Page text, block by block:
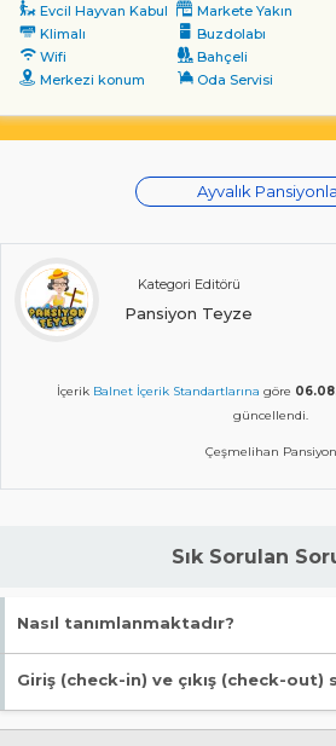
Evcil Hayvan Kabul
Markete Yakın
Klimalı
Buzdolabı
Wifi
Bahçeli
Merkezi konum
Oda Servisi
Ayvalık
Kategori Editörü
Pansiyon Teyze
İçerik Balnet İçerik Standartlarına göre
güncellendi.
Çeşmelihan Pansiyon
Sık Sorulan
Nasıl tanımlanmaktadır?
Tesis Butik Otel statüsündedir.
Giriş (check-in) ve çıkış (check-
Giriş en erken 14:00, çıkış en geç 12:00